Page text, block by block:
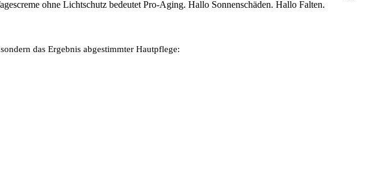
ohne Lichtschutz bedeutet Pro-Aging. Hallo Sonnenschäden. Hallo Falten.
das Ergebnis abgestimmter Hautpflege: